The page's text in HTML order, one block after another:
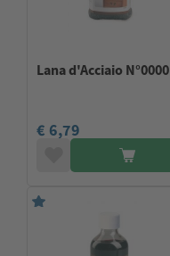
Lana d'Acciaio N°0000
€ 6,79